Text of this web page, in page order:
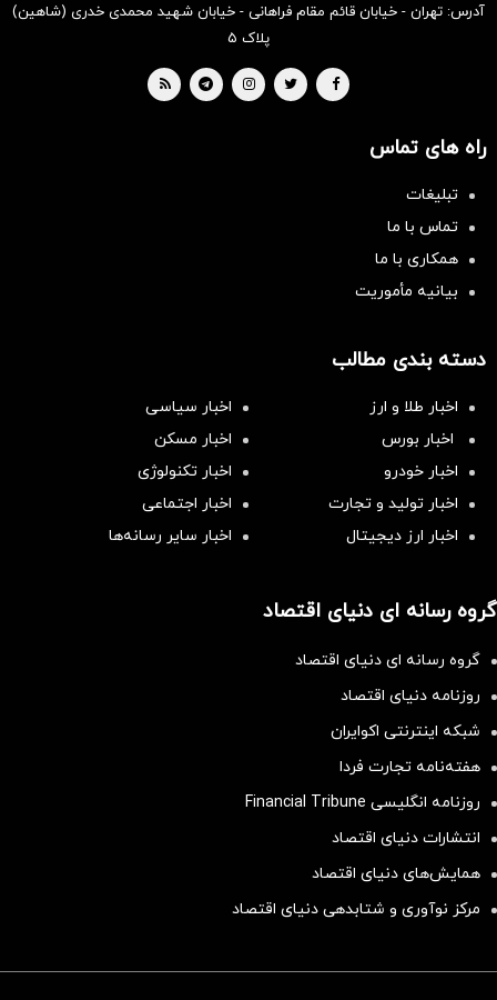
آدرس: تهران - خیابان قائم مقام فراهانی - خیابان شهید محمدی خدری (شاهین)
پلاک ۵
راه های تماس
تبلیغات
تماس با ما
همکاری با ما
بیانیه مأموریت
دسته بندی مطالب
اخبار طلا و ارز
اخبار سیاسی
اخبار بورس
اخبار مسکن
اخبار خودرو
اخبار تکنولوژی
اخبار تولید و تجارت
اخبار اجتماعی
اخبار ارز دیجیتال
اخبار سایر رسانه‌‌ها
گروه رسانه ای دنیای اقتصاد
گروه رسانه ای دنیای اقتصاد
روزنامه دنیای اقتصاد
شبکه اینترنتی اکوایران
هفته‌نامه تجارت فردا
روزنامه انگلیسی Financial Tribune
انتشارات دنیای اقتصاد
همایش‌های دنیای اقتصاد
مرکز نوآوری و شتابدهی دنیای اقتصاد